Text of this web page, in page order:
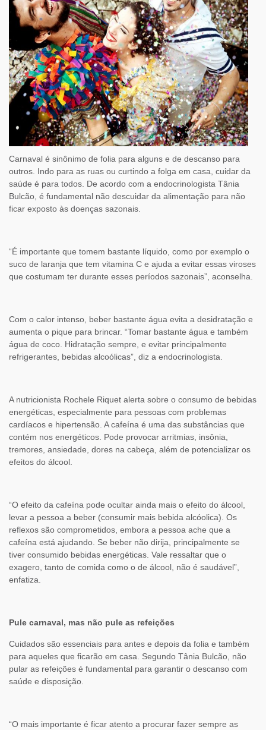
Carnaval é sinônimo de folia para alguns e de descanso para
outros. Indo para as ruas ou curtindo a folga em casa, cuidar da
saúde é para todos. De acordo com a endocrinologista Tânia
Bulcão, é fundamental não descuidar da alimentação para não
ficar exposto às doenças sazonais.
“É importante que tomem bastante líquido, como por exemplo o
suco de laranja que tem vitamina C e ajuda a evitar essas viroses
que costumam ter durante esses períodos sazonais”, aconselha.
Com o calor intenso, beber bastante água evita a desidratação e
aumenta o pique para brincar. “Tomar bastante água e também
água de coco. Hidratação sempre, e evitar principalmente
refrigerantes, bebidas alcoólicas”, diz a endocrinologista.
A nutricionista Rochele Riquet alerta sobre o consumo de bebidas
energéticas, especialmente para pessoas com problemas
cardíacos e hipertensão. A cafeína é uma das substâncias que
contém nos energéticos. Pode provocar arritmias, insônia,
tremores, ansiedade, dores na cabeça, além de potencializar os
efeitos do álcool.
“O efeito da cafeína pode ocultar ainda mais o efeito do álcool,
levar a pessoa a beber (consumir mais bebida alcóolica). Os
reflexos são comprometidos, embora a pessoa ache que a
cafeína está ajudando. Se beber não dirija, principalmente se
tiver consumido bebidas energéticas. Vale ressaltar que o
exagero, tanto de comida como o de álcool, não é saudável”,
enfatiza.
Pule carnaval, mas não pule as refeições
Cuidados são essenciais para antes e depois da folia e também
para aqueles que ficarão em casa. Segundo Tânia Bulcão, não
pular as refeições é fundamental para garantir o descanso com
saúde e disposição.
“O mais importante é ficar atento a procurar fazer sempre as